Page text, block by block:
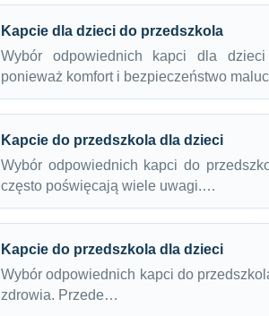
Kapcie dla dzieci do przedszkola
Wybór odpowiednich kapci dla
ponieważ komfort i bezpieczeństwo
Kapcie do przedszkola dla dzieci
Wybór odpowiednich kapci do
często poświęcają wiele uwagi.…
Kapcie do przedszkola dla dzieci
Wybór odpowiednich kapci do
zdrowia. Przede…